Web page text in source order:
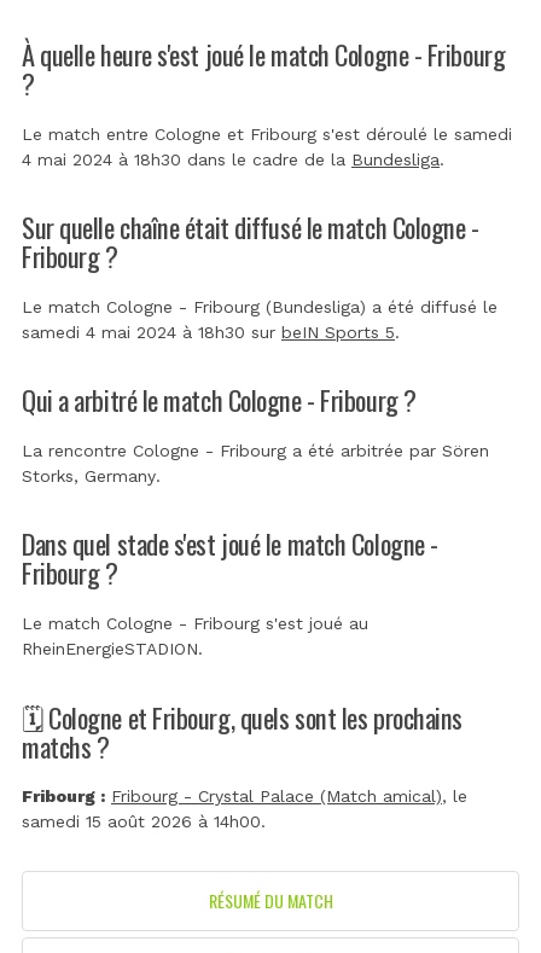
À quelle heure s'est joué le match Cologne - Fribourg
?
Le match entre Cologne et Fribourg s'est déroulé le samedi
4 mai 2024 à 18h30 dans le cadre de la Bundesliga.
Sur quelle chaîne était diffusé le match Cologne -
Fribourg ?
Le match Cologne - Fribourg (Bundesliga) a été diffusé le
samedi 4 mai 2024 à 18h30 sur beIN Sports 5.
Qui a arbitré le match Cologne - Fribourg ?
La rencontre Cologne - Fribourg a été arbitrée par Sören
Storks, Germany.
Dans quel stade s'est joué le match Cologne -
Fribourg ?
Le match Cologne - Fribourg s'est joué au
RheinEnergieSTADION.
🗓️ Cologne et Fribourg, quels sont les prochains
matchs ?
Fribourg : Fribourg - Crystal Palace (Match amical), le
samedi 15 août 2026 à 14h00.
RÉSUMÉ DU MATCH